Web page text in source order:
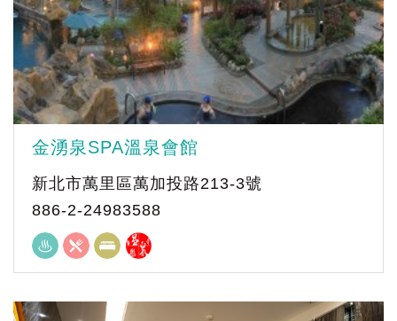
金湧泉SPA溫泉會館
新北市萬里區萬加投路213-3號
886-2-24983588